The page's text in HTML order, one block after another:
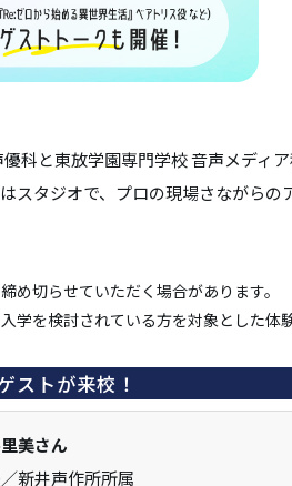
科と東放学園専門学校 音声メデ
スタジオで、プロの現場さながら
切らせていただく場合があります。
学を検討されている方を対象とした体
ストが来校！
美さん
新井声作所所属